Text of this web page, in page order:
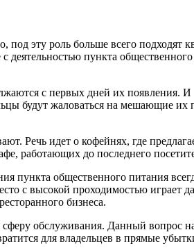
под эту роль больше всего подходят
пункта
с первых дней их появления. И
будут жаловаться на мешающие
Речь идет о кофейнях, где
работающих до последнего
пункта общественного питания
с высокой проходимостью играет
бизнеса.
обслуживания. Данный вопрос
для владельцев в прямые